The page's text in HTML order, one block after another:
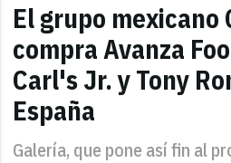
El grupo mexicano
compra Avanza
Carl's Jr. y Tony
España
Galería, que pone así fin al